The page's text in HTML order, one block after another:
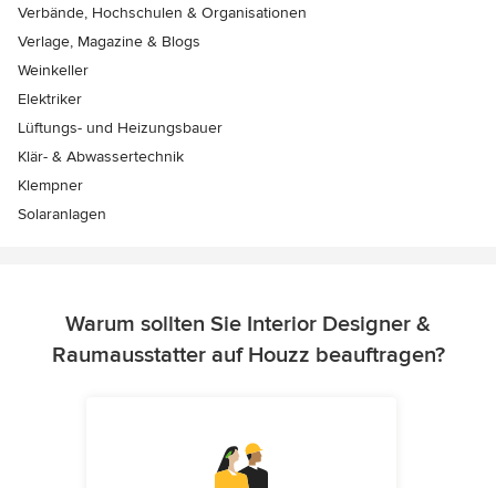
Verbände, Hochschulen & Organisationen
Verlage, Magazine & Blogs
Weinkeller
Elektriker
Lüftungs- und Heizungsbauer
Klär- & Abwassertechnik
Klempner
Solaranlagen
Warum sollten Sie Interior Designer &
Raumausstatter auf Houzz beauftragen?